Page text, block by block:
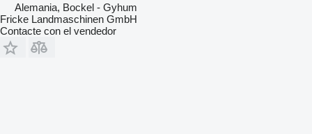
Alemania, Bockel - Gyhum
Fricke Landmaschinen GmbH
Contacte con el vendedor